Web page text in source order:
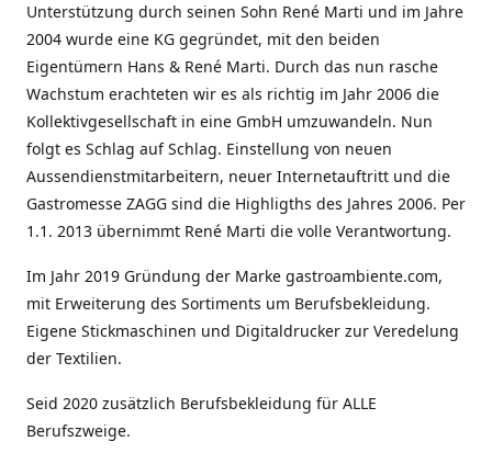
Unterstützung durch seinen Sohn René Marti und im Jahre
2004 wurde eine KG gegründet, mit den beiden
Eigentümern Hans & René Marti. Durch das nun rasche
Wachstum erachteten wir es als richtig im Jahr 2006 die
Kollektivgesellschaft in eine GmbH umzuwandeln. Nun
folgt es Schlag auf Schlag. Einstellung von neuen
Aussendienstmitarbeitern, neuer Internetauftritt und die
Gastromesse ZAGG sind die Highligths des Jahres 2006. Per
1.1. 2013 übernimmt René Marti die volle Verantwortung.
Im Jahr 2019 Gründung der Marke gastroambiente.com,
mit Erweiterung des Sortiments um Berufsbekleidung.
Eigene Stickmaschinen und Digitaldrucker zur Veredelung
der Textilien.
Seid 2020 zusätzlich Berufsbekleidung für ALLE
Berufszweige.